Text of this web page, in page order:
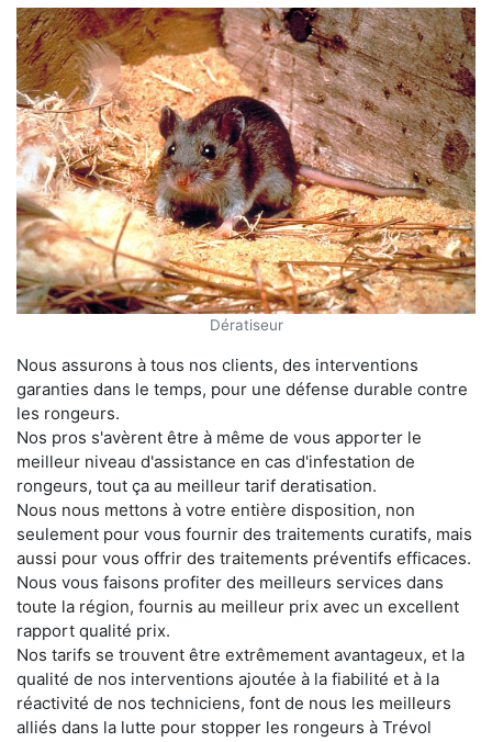
Dératiseur
Nous assurons à tous nos clients, des interventions
garanties dans le temps, pour une défense durable contre
les rongeurs.
Nos pros s'avèrent être à même de vous apporter le
meilleur niveau d'assistance en cas d'infestation de
rongeurs, tout ça au meilleur tarif deratisation.
Nous nous mettons à votre entière disposition, non
seulement pour vous fournir des traitements curatifs, mais
aussi pour vous offrir des traitements préventifs efficaces.
Nous vous faisons profiter des meilleurs services dans
toute la région, fournis au meilleur prix avec un excellent
rapport qualité prix.
Nos tarifs se trouvent être extrêmement avantageux, et la
qualité de nos interventions ajoutée à la fiabilité et à la
réactivité de nos techniciens, font de nous les meilleurs
alliés dans la lutte pour stopper les rongeurs à Trévol